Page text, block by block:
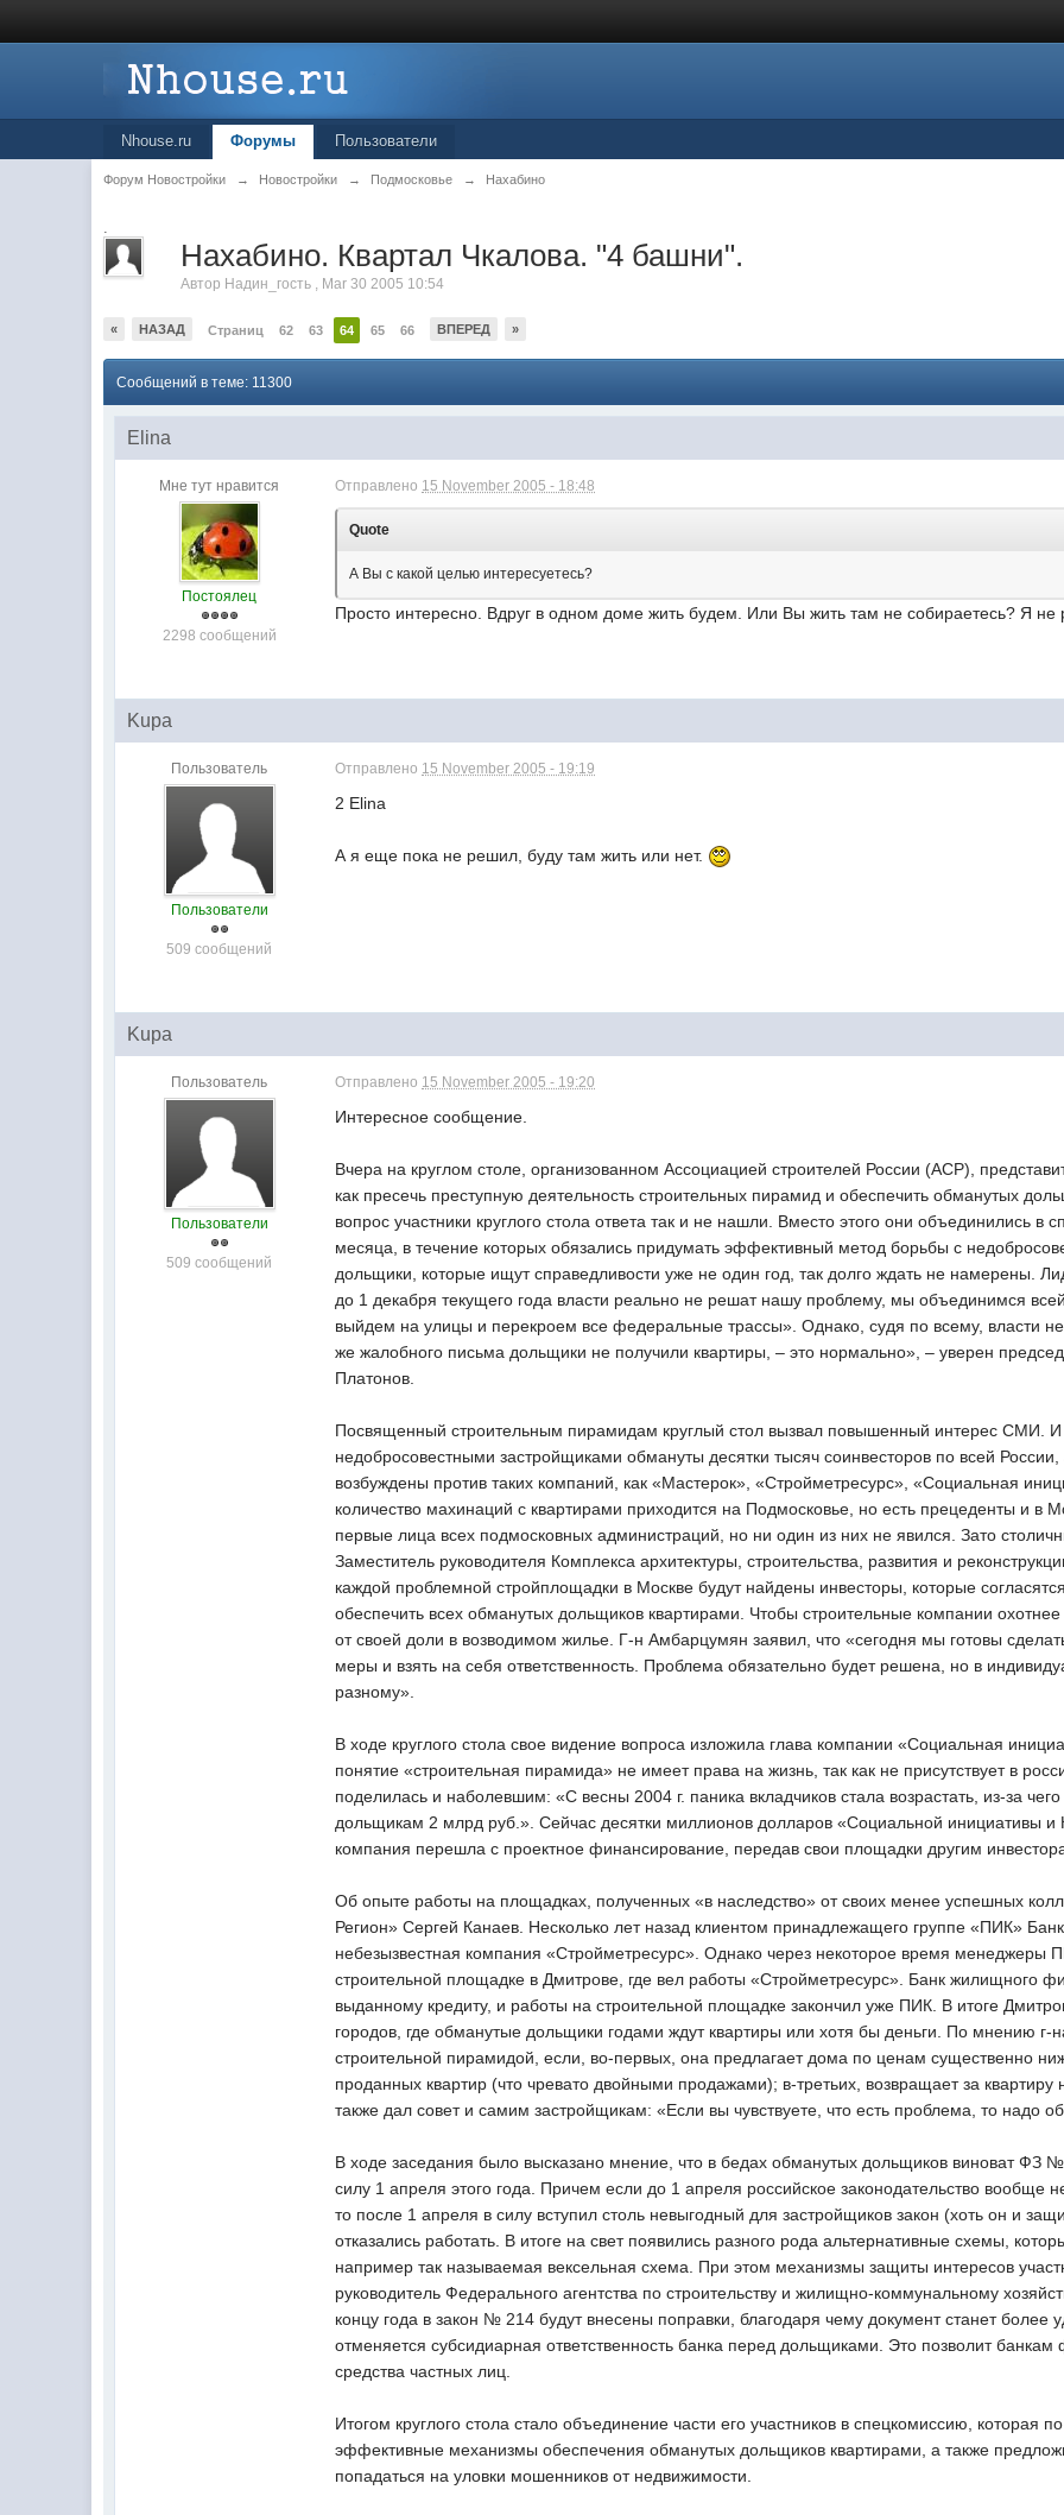
Nhouse.ru Форумы Пользователи
Форум Новостройки → Новостройки → Подмосковье → Нахабино
.
Нахабино. Квартал Чкалова. "4 башни".
Автор Надин_гость , Mar 30 2005 10:54
« НАЗАД Страниц 62 63 64 65 66 ВПЕРЕД »
Сообщений в теме: 11300
Elina
Мне тут нравится
Постоялец
2298 сообщений
Отправлено 15 November 2005 - 18:48
Quote
А Вы с какой целью интересуетесь?
Просто интересно. Вдруг в одном доме жить будем. Или Вы жить там не собираетесь? Я не
Kupa
Пользователь
Пользователи
509 сообщений
Отправлено 15 November 2005 - 19:19
2 Elina
А я еще пока не решил, буду там жить или нет.
Kupa
Пользователь
Пользователи
509 сообщений
Отправлено 15 November 2005 - 19:20
Интересное сообщение.
Вчера на круглом столе, организованном Ассоциацией строителей России (АСР),
как пресечь преступную деятельность строительных пирамид и обеспечить обманутых
вопрос участники круглого стола ответа так и не нашли. Вместо этого они объединились в
месяца, в течение которых обязались придумать эффективный метод борьбы с
дольщики, которые ищут справедливости уже не один год, так долго ждать не намерены.
до 1 декабря текущего года власти реально не решат нашу проблему, мы объединимся
выйдем на улицы и перекроем все федеральные трассы». Однако, судя по всему, власти не
же жалобного письма дольщики не получили квартиры, – это нормально», – уверен
Платонов.
Посвященный строительным пирамидам круглый стол вызвал повышенный интерес СМИ. И
недобросовестными застройщиками обмануты десятки тысяч соинвесторов по всей
возбуждены против таких компаний, как «Мастерок», «Стройметресурс», «Социальная
количество махинаций с квартирами приходится на Подмосковье, но есть прецеденты и в
первые лица всех подмосковных администраций, но ни один из них не явился. Зато
Заместитель руководителя Комплекса архитектуры, строительства, развития и
каждой проблемной стройплощадки в Москве будут найдены инвесторы, которые
обеспечить всех обманутых дольщиков квартирами. Чтобы строительные компании охотнее
от своей доли в возводимом жилье. Г-н Амбарцумян заявил, что «сегодня мы готовы
меры и взять на себя ответственность. Проблема обязательно будет решена, но в
разному».
В ходе круглого стола свое видение вопроса изложила глава компании «Социальная
понятие «строительная пирамида» не имеет права на жизнь, так как не присутствует в
поделилась и наболевшим: «С весны 2004 г. паника вкладчиков стала возрастать, из-за
дольщикам 2 млрд руб.». Сейчас десятки миллионов долларов «Социальной инициативы и
компания перешла с проектное финансирование, передав свои площадки другим
Об опыте работы на площадках, полученных «в наследство» от своих менее успешных
Регион» Сергей Канаев. Несколько лет назад клиентом принадлежащего группе «ПИК»
небезызвестная компания «Стройметресурс». Однако через некоторое время менеджеры
строительной площадке в Дмитрове, где вел работы «Стройметресурс». Банк жилищного
выданному кредиту, и работы на строительной площадке закончил уже ПИК. В итоге
городов, где обманутые дольщики годами ждут квартиры или хотя бы деньги. По мнению
строительной пирамидой, если, во-первых, она предлагает дома по ценам существенно
проданных квартир (что чревато двойными продажами); в-третьих, возвращает за квартиру
также дал совет и самим застройщикам: «Если вы чувствуете, что есть проблема, то надо об
В ходе заседания было высказано мнение, что в бедах обманутых дольщиков виноват ФЗ
силу 1 апреля этого года. Причем если до 1 апреля российское законодательство вообще
то после 1 апреля в силу вступил столь невыгодный для застройщиков закон (хоть он и
отказались работать. В итоге на свет появились разного рода альтернативные схемы,
например так называемая вексельная схема. При этом механизмы защиты интересов
руководитель Федерального агентства по строительству и жилищно-коммунальному
концу года в закон № 214 будут внесены поправки, благодаря чему документ станет
отменяется субсидиарная ответственность банка перед дольщиками. Это позволит
средства частных лиц.
Итогом круглого стола стало объединение части его участников в спецкомиссию, которая
эффективные механизмы обеспечения обманутых дольщиков квартирами, а также
попадаться на уловки мошенников от недвижимости.